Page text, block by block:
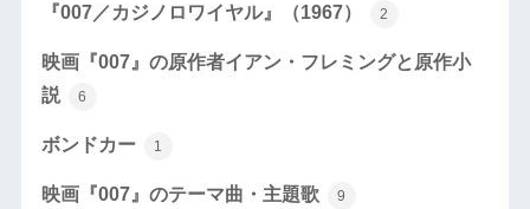
『007／カジノロワイヤル』（1967） 2
映画『007』の原作者イアン・フレミングと原作小
説
6
ボンドカー 1
映画『007』のテーマ曲・主題歌 9